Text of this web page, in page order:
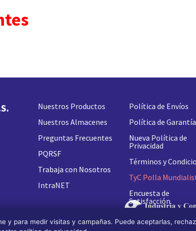
Política de Envíos
Política de Garantía
Nueva Política de
Privacidad
Términos y
TyC Polla
Encuesta de
Satisfacción
Nuestros Productos
Nuestros Almacenes
Preguntas Frecuentes
PQRSF
Trabaja con Nosotros
IntraNET
y para medir visitas y campañas. Puede aceptarlas,